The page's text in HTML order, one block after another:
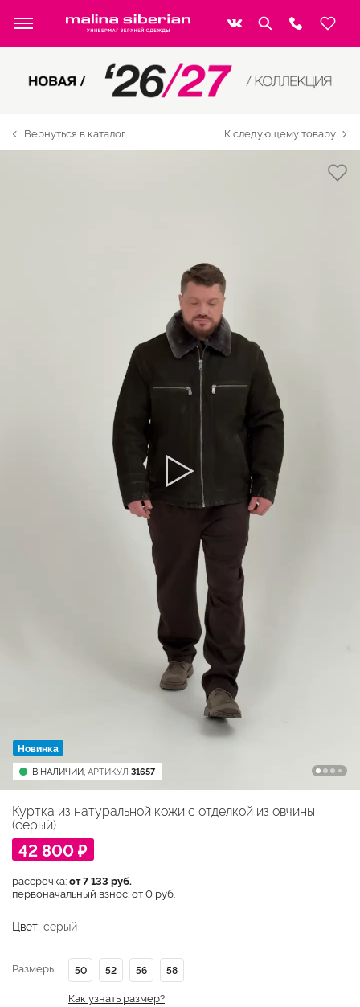
Вернуться в каталог К следующему товару
Новинка
В НАЛИЧИИ, АРТИКУЛ 31657
Куртка из натуральной кожи с отделкой из овчины
(серый)
42 800 ₽
рассрочка:от 7 133 руб.
первоначальный взнос: от 0 руб.
Цвет: серый
Размеры 50 52 56 58
Как узнать размер?